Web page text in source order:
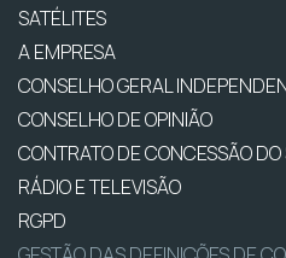
SATÉLITES
A EMPRESA
CONSELHO GERAL
CONSELHO DE OPINIÃO
CONTRATO DE CONCESSÃO
RÁDIO E TELEVISÃO
RGPD